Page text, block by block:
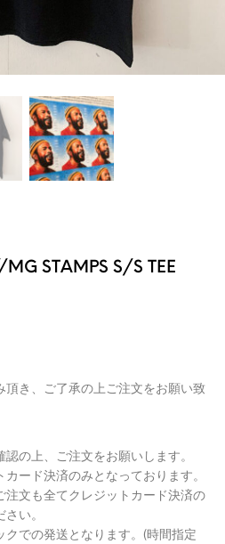
STAMPS S/S TEE
頂き、ご了承の上ご注文をお願い致
の上、ご注文をお願いします。
ード決済のみとなっております。
注文も全てクレジットカード決済の
い。
クでの発送となります。(時間指定